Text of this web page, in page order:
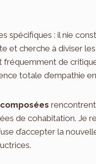
spécifiques : il nie
et cherche à diviser
fréquemment de
totale d’empathie
de cohabitation. Je
d’accepter la